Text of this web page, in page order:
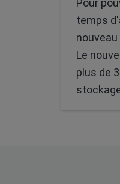
Pour
temps
Le
plus de